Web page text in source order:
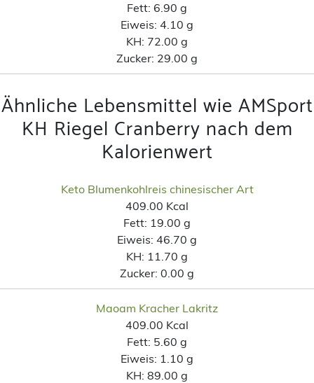
Fett: 6.90 g
Eiweis: 4.10 g
KH: 72.00 g
Zucker: 29.00 g
Ähnliche Lebensmittel wie AMSport
KH Riegel Cranberry nach dem
Kalorienwert
Keto Blumenkohlreis chinesischer Art
409.00 Kcal
Fett: 19.00 g
Eiweis: 46.70 g
KH: 11.70 g
Zucker: 0.00 g
Maoam Kracher Lakritz
409.00 Kcal
Fett: 5.60 g
Eiweis: 1.10 g
KH: 89.00 g